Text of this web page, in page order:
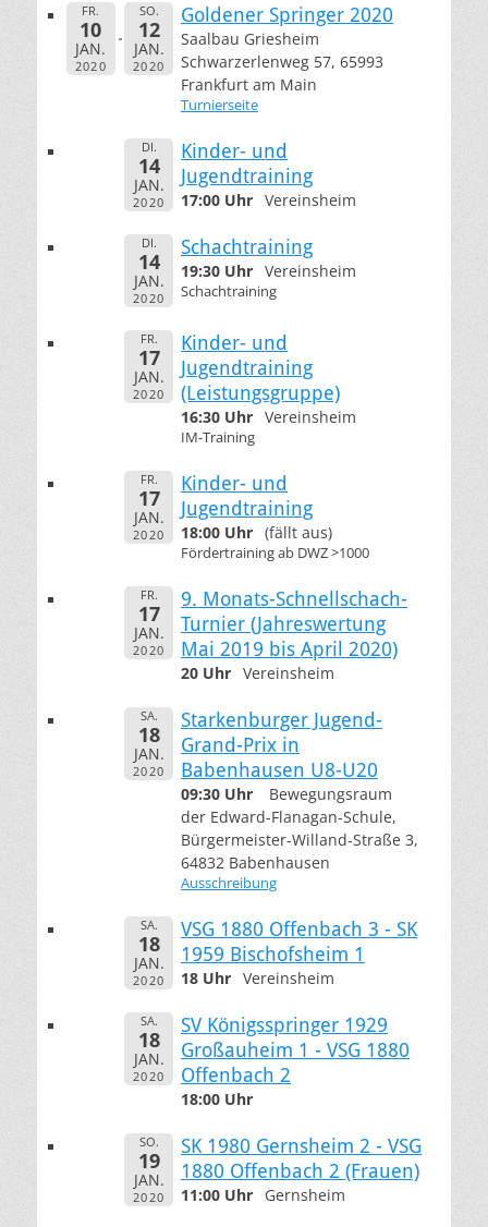
FR.
10
JAN.
2020
SO.
12
JAN.
2020
Goldener Springer 2020
Saalbau Griesheim
Schwarzerlenweg 57, 65993
Frankfurt am Main
Turnierseite
DI.
14
JAN.
2020
Kinder- und
Jugendtraining
17:00 Uhr Vereinsheim
DI.
14
JAN.
2020
Schachtraining
19:30 Uhr Vereinsheim
Schachtraining
FR.
17
JAN.
2020
Kinder- und
Jugendtraining
(Leistungsgruppe)
16:30 Uhr Vereinsheim
IM-Training
FR.
17
JAN.
2020
Kinder- und
Jugendtraining
18:00 Uhr (fällt aus)
Fördertraining ab DWZ >1000
FR.
17
JAN.
2020
9. Monats-Schnellschach-
Turnier (Jahreswertung
Mai 2019 bis April 2020)
20 Uhr Vereinsheim
SA.
18
JAN.
2020
Starkenburger Jugend-
Grand-Prix in
Babenhausen U8-U20
09:30 Uhr
Bewegungsraum
der Edward-Flanagan-Schule,
Bürgermeister-Willand-Straße 3,
64832 Babenhausen
Ausschreibung
SA.
18
JAN.
2020
VSG 1880 Offenbach 3 - SK
1959 Bischofsheim 1
18 Uhr Vereinsheim
SA.
18
JAN.
2020
SV Königsspringer 1929
Großauheim 1 - VSG 1880
Offenbach 2
18:00 Uhr
SO.
19
JAN.
2020
SK 1980 Gernsheim 2 - VSG
1880 Offenbach 2 (Frauen)
11:00 Uhr Gernsheim